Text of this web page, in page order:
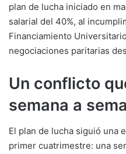
plan de lucha iniciado en
salarial del 40%, al
Financiamiento
negociaciones paritarias
Un conflicto
semana a
El plan de lucha siguió una
primer cuatrimestre: una